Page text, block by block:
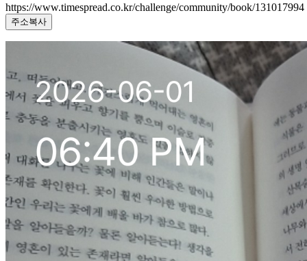
https://www.timespread.co.kr/challenge/community/book/131017994
주소복사